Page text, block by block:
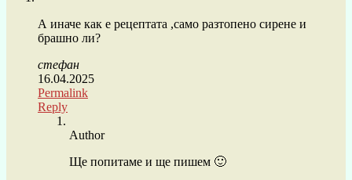
А иначе как е рецептата ,само разтопено сирене и
брашно ли?
стефан
16.04.2025
Permalink
Reply
Author
Ще попитаме и ще пишем 🙂